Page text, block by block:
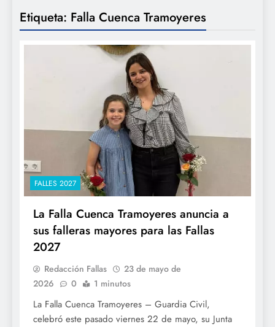
Etiqueta: Falla Cuenca Tramoyeres
FALLES 2027
La Falla Cuenca Tramoyeres anuncia a
sus falleras mayores para las Fallas
2027
Redacción Fallas
23 de mayo de
2026
0 1 minutos
La Falla Cuenca Tramoyeres – Guardia Civil,
celebró este pasado viernes 22 de mayo, su Junta